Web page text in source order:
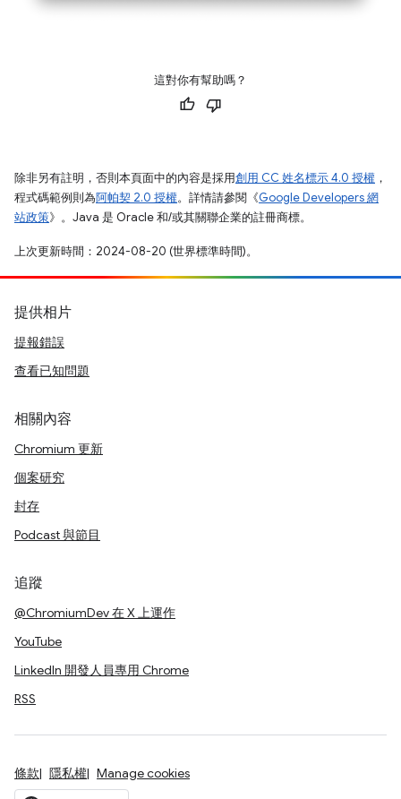
這對你有幫助嗎？
除非另有註明，否則本頁面中的內容是採用創用 CC 姓名標示 4.0 授權 ，
程式碼範例則為阿帕契 2.0 授權。詳情請參閱《Google Developers 網
站政策》。Java 是 Oracle 和/或其關聯企業的註冊商標。
上次更新時間：2024-08-20 (世界標準時間)。
提供相片
提報錯誤
查看已知問題
相關內容
Chromium 更新
個案研究
封存
Podcast 與節目
追蹤
@ChromiumDev 在 X 上運作
YouTube
LinkedIn 開發人員專用 Chrome
RSS
條款 隱私權 Manage cookies